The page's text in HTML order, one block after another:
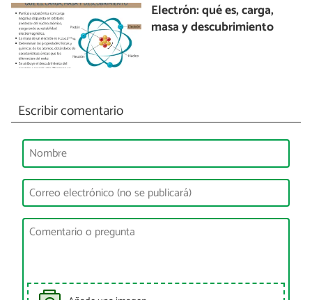
Electrón: qué es, carga,
masa y descubrimiento
Escribir comentario